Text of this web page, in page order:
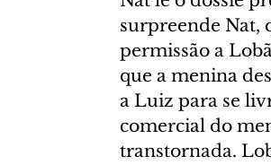
surpreende Nat,
permissão a
que a menina
a Luiz para se
comercial do
transtornada.